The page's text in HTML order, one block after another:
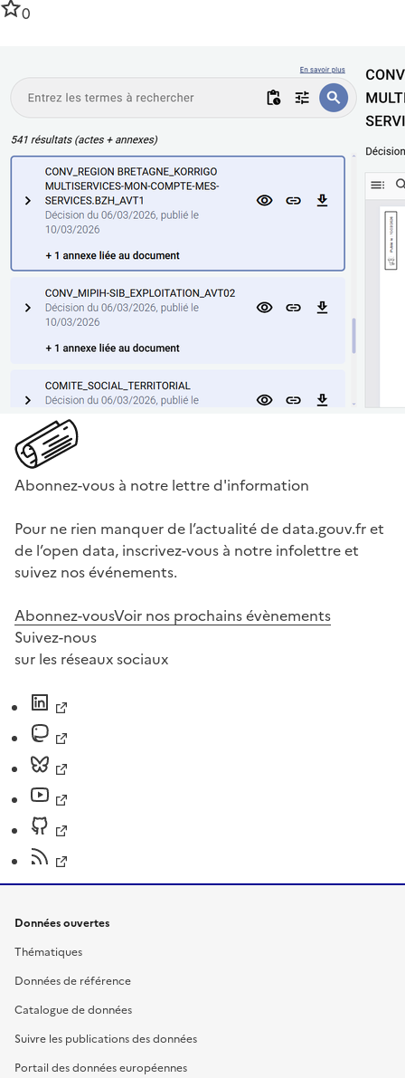
0
Abonnez-vous à notre lettre d'information
Pour ne rien manquer de l’actualité de data.gouv.fr et
de l’open data, inscrivez-vous à notre infolettre et
suivez nos événements.
Abonnez-vousVoir nos prochains évènements
Suivez-nous
sur les réseaux sociaux
Données ouvertes
Thématiques
Données de référence
Catalogue de données
Suivre les publications des données
Portail des données européennes